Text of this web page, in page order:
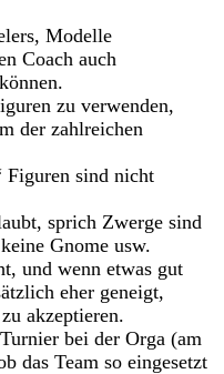
Modelle
Coach auch
zu verwenden,
der zahlreichen
Figuren sind nicht
sprich Zwerge sind
Gnome usw.
und wenn etwas gut
eher geneigt,
akzeptieren.
bei der Orga (am
das Team so eingesetzt